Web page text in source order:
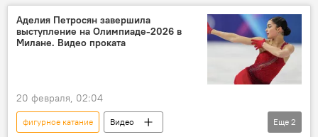
Аделия Петросян завершила
выступление на Олимпиаде-2026 в
Милане. Видео проката
20 февраля, 02:04
фигурное катание
Видео
Еще 2